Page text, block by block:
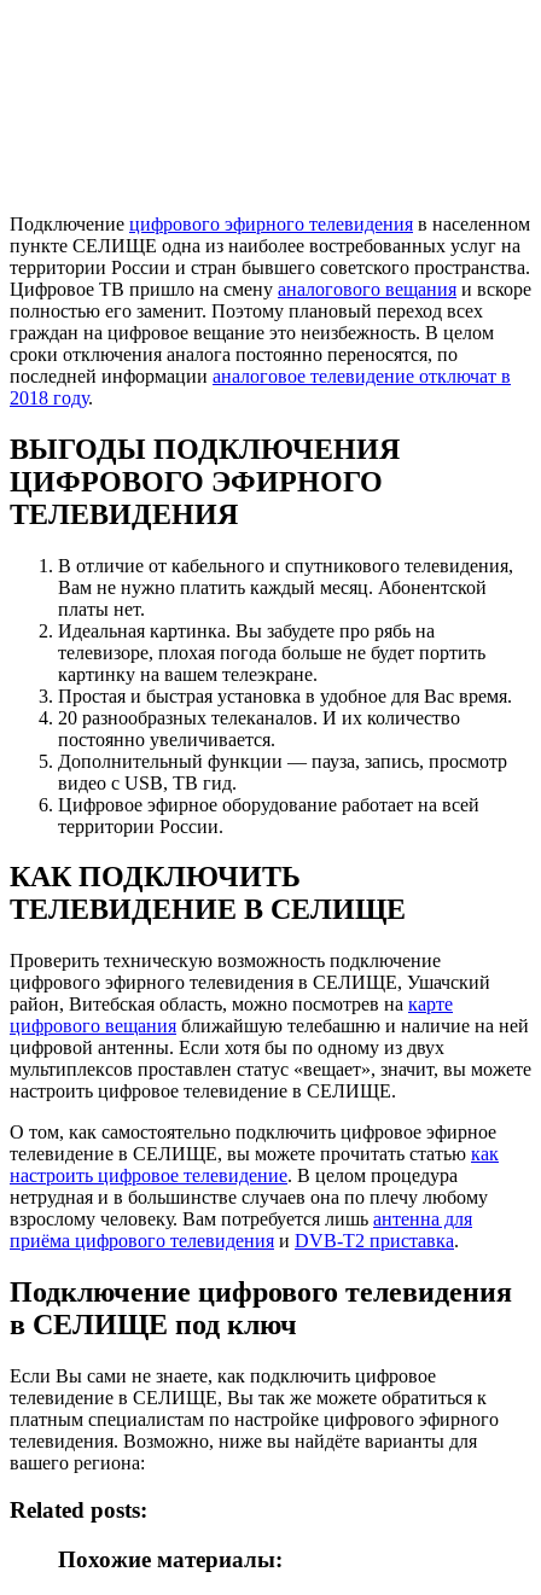
Подключение цифрового эфирного телевидения в населенном
пункте СЕЛИЩЕ одна из наиболее востребованных услуг на
территории России и стран бывшего советского пространства.
Цифровое ТВ пришло на смену аналогового вещания и вскоре
полностью его заменит. Поэтому плановый переход всех
граждан на цифровое вещание это неизбежность. В целом
сроки отключения аналога постоянно переносятся, по
последней информации аналоговое телевидение отключат в
2018 году.
ВЫГОДЫ ПОДКЛЮЧЕНИЯ
ЦИФРОВОГО ЭФИРНОГО
ТЕЛЕВИДЕНИЯ
В отличие от кабельного и спутникового телевидения,
Вам не нужно платить каждый месяц. Абонентской
платы нет.
Идеальная картинка. Вы забудете про рябь на
телевизоре, плохая погода больше не будет портить
картинку на вашем телеэкране.
Простая и быстрая установка в удобное для Вас время.
20 разнообразных телеканалов. И их количество
постоянно увеличивается.
Дополнительный функции — пауза, запись, просмотр
видео с USB, ТВ гид.
Цифровое эфирное оборудование работает на всей
территории России.
КАК ПОДКЛЮЧИТЬ
ТЕЛЕВИДЕНИЕ В СЕЛИЩЕ
Проверить техническую возможность подключение
цифрового эфирного телевидения в СЕЛИЩЕ, Ушачский
район, Витебская область, можно посмотрев на карте
цифрового вещания ближайшую телебашню и наличие на ней
цифровой антенны. Если хотя бы по одному из двух
мультиплексов проставлен статус «вещает», значит, вы можете
настроить цифровое телевидение в СЕЛИЩЕ.
О том, как самостоятельно подключить цифровое эфирное
телевидение в СЕЛИЩЕ, вы можете прочитать статью как
настроить цифровое телевидение. В целом процедура
нетрудная и в большинстве случаев она по плечу любому
взрослому человеку. Вам потребуется лишь антенна для
приёма цифрового телевидения и DVB-T2 приставка.
Подключение цифрового телевидения
в СЕЛИЩЕ под ключ
Если Вы сами не знаете, как подключить цифровое
телевидение в СЕЛИЩЕ, Вы так же можете обратиться к
платным специалистам по настройке цифрового эфирного
телевидения. Возможно, ниже вы найдёте варианты для
вашего региона:
Related posts:
Похожие материалы: